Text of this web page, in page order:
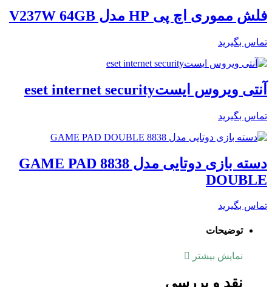
فلش مموری اچ پی HP مدل V237W 64GB
تماس بگیرید
آنتی ویروس ایستeset internet security
تماس بگیرید
دسته بازی دوتایی مدل 8838 GAME PAD
DOUBLE
تماس بگیرید
توضیحات
نمایش بیشتر
نقد و بررسی